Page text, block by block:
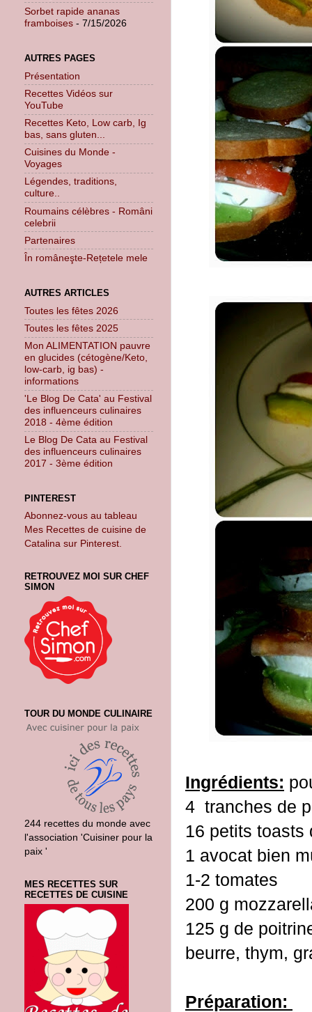
Ingrédients:
4 tranches de
16 petits toasts
1 avocat bien
1-2 tomates
200 g
125 g de
beurre, thym,
Préparation:
Sorbet rapide ananas
framboises - 7/15/2026
AUTRES PAGES
Présentation
Recettes Vidéos sur
YouTube
Recettes Keto, Low carb, Ig
bas, sans gluten...
Cuisines du Monde -
Voyages
Légendes, traditions,
culture..
Roumains célèbres - Români
celebrii
Partenaires
În româneşte-Rețetele mele
AUTRES ARTICLES
Toutes les fêtes 2026
Toutes les fêtes 2025
Mon ALIMENTATION pauvre
en glucides (cétogène/Keto,
low-carb, ig bas) -
informations
'Le Blog De Cata' au Festival
des influenceurs culinaires
2018 - 4ème édition
Le Blog De Cata au Festival
des influenceurs culinaires
2017 - 3ème édition
PINTEREST
Abonnez-vous au tableau
Mes Recettes de cuisine de
Catalina sur Pinterest.
RETROUVEZ MOI SUR CHEF
SIMON
TOUR DU MONDE CULINAIRE
244 recettes du monde avec
l'association 'Cuisiner pour la
paix '
MES RECETTES SUR
RECETTES DE CUISINE